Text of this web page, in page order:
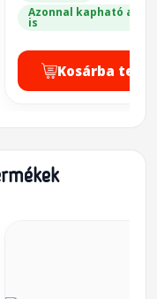
Azonnal kapható a
is
Kosárba